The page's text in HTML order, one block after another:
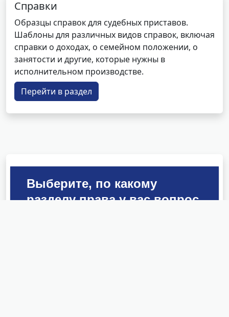
Справки
Образцы справок для судебных приставов.
Шаблоны для различных видов справок, включая
справки о доходах, о семейном положении, о
занятости и другие, которые нужны в
исполнительном производстве.
Перейти в раздел